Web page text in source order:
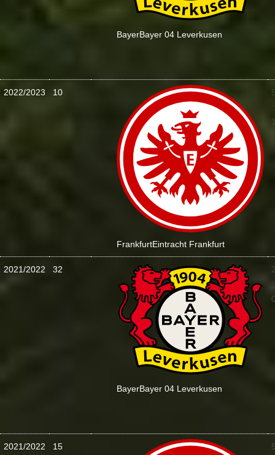
BayerBayer 04 Leverkusen
2022/2023 10
FrankfurtEintracht Frankfurt
:
2021/2022 32
BayerBayer 04 Leverkusen
:
2021/2022 15